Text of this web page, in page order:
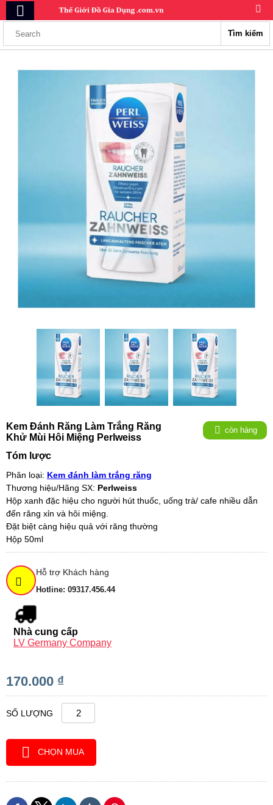
Tìm kiếm
Kem Đánh Răng Làm Trắng Răng
Khử Mùi Hôi Miệng Perlweiss
còn hàng
Tóm lược
Phân loại: Kem đánh làm trắng răng
Thương hiệu/Hãng SX: Perlweiss
Hộp xanh đặc hiệu cho người hút thuốc, uống trà/ cafe nhiều dẫn
đến răng xỉn và hôi miệng.
Đặt biệt càng hiệu quả với răng thường
Hộp 50ml
Hỗ trợ Khách hàng
Hotline: 09317.456.44
Nhà cung cấp
LV Germany Company
170.000 ₫
SỐ LƯỢNG
CHỌN MUA